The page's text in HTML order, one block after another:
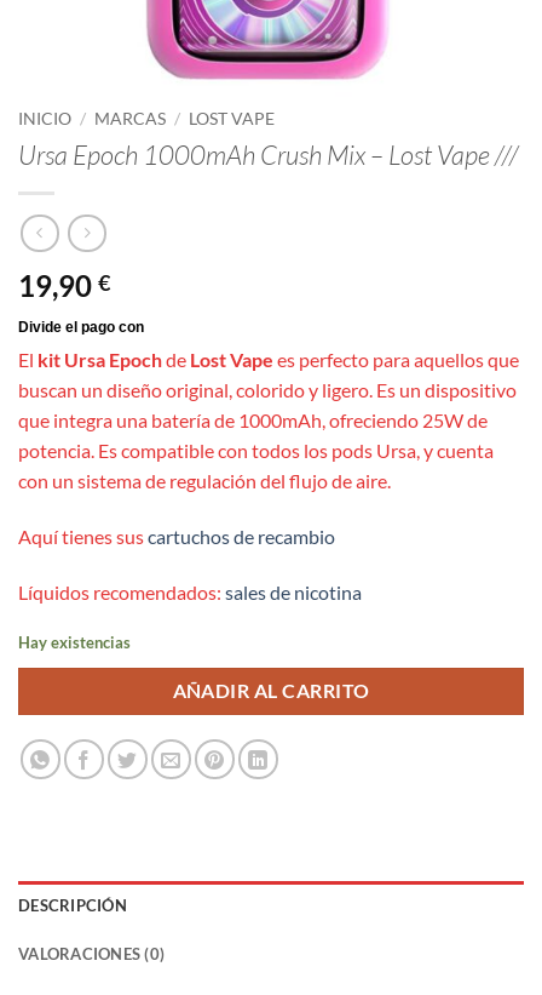
INICIO / MARCAS / LOST VAPE
Ursa Epoch 1000mAh Crush Mix – Lost Vape ///
19,90 €
El kit Ursa Epochde Lost Vape es perfecto para aquellos que
buscan un diseño original, colorido y ligero. Es un dispositivo
que integra una batería de 1000mAh, ofreciendo 25W de
potencia. Es compatible con todos los pods Ursa, y cuenta
con un sistema de regulación del flujo de aire.
Aquí tienes suscartuchos de recambio
Líquidos recomendados: sales de nicotina
Hay existencias
AÑADIR AL CARRITO
DESCRIPCIÓN
VALORACIONES (0)